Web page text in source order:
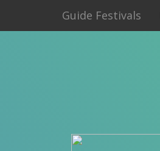
Guide Festivals